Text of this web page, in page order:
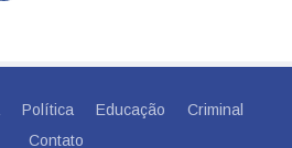
Política Educação
Criminal
Contato